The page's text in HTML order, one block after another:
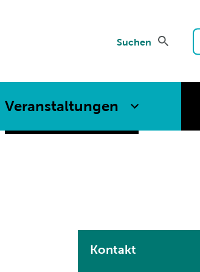
Suchen
Veranstaltungen
Kontakt